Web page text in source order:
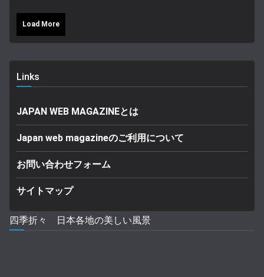
Load More
Links
JAPAN WEB MAGAZINEとは
Japan web magazineのご利用について
お問い合わせフォーム
サイトマップ
四季折々 日本各地の美しい風景